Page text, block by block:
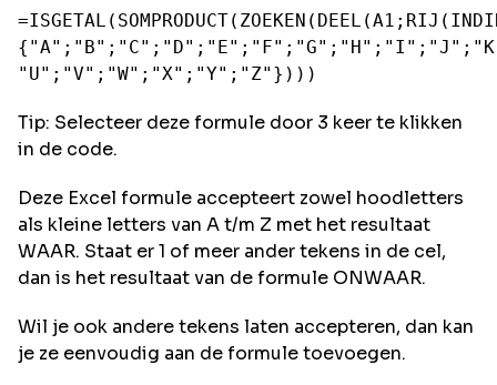
"U";"V";"W";"X";"Y";"Z"})))
Tip: Selecteer deze formule door 3 keer te klikken
in de code.
Deze Excel formule accepteert zowel hoodletters
als kleine letters van A t/m Z met het resultaat
WAAR. Staat er 1 of meer ander tekens in de cel,
dan is het resultaat van de formule ONWAAR.
Wil je ook andere tekens laten accepteren, dan kan
je ze eenvoudig aan de formule toevoegen.